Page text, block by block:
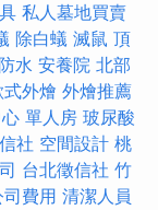
私人墓地買賣
除白蟻 滅鼠 頂
水 安養院 北部
式外燴 外燴推薦
單人房 玻尿酸
社 空間設計 桃
台北徵信社 竹
費用 清潔人員